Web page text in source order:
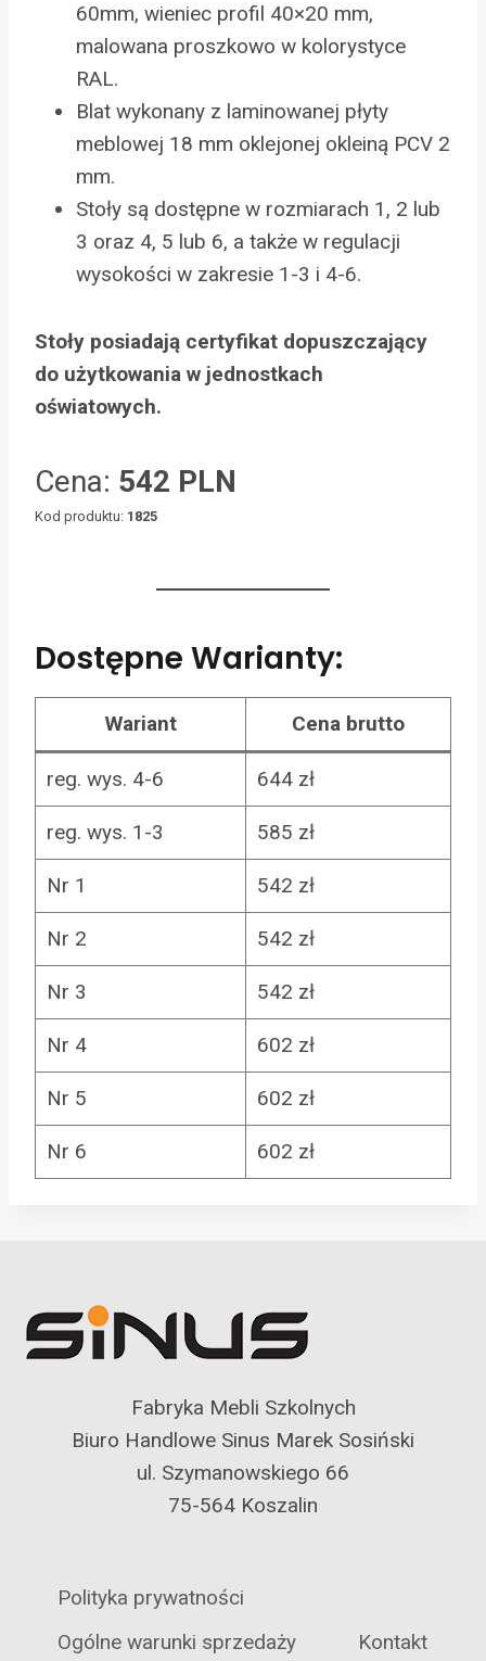
60mm, wieniec profil 40×20 mm,
malowana proszkowo w kolorystyce
RAL.
Blat wykonany z laminowanej płyty
meblowej 18 mm oklejonej okleiną PCV 2
mm.
Stoły są dostępne w rozmiarach 1, 2 lub
3 oraz 4, 5 lub 6, a także w regulacji
wysokości w zakresie 1-3 i 4-6.
Stoły posiadają certyfikat dopuszczający
do użytkowania w jednostkach
oświatowych.
Cena: 542 PLN
Kod produktu: 1825
Dostępne Warianty:
Wariant Cena brutto
reg. wys. 4-6 644 zł
reg. wys. 1-3 585 zł
Nr 1 542 zł
Nr 2 542 zł
Nr 3 542 zł
Nr 4 602 zł
Nr 5 602 zł
Nr 6 602 zł
Fabryka Mebli Szkolnych
Biuro Handlowe Sinus Marek Sosiński
ul. Szymanowskiego 66
75-564 Koszalin
Polityka prywatności
Ogólne warunki sprzedaży
Kontakt